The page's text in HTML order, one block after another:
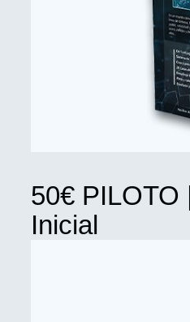
50€
Inicial